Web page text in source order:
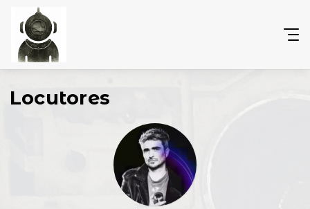
Locutores